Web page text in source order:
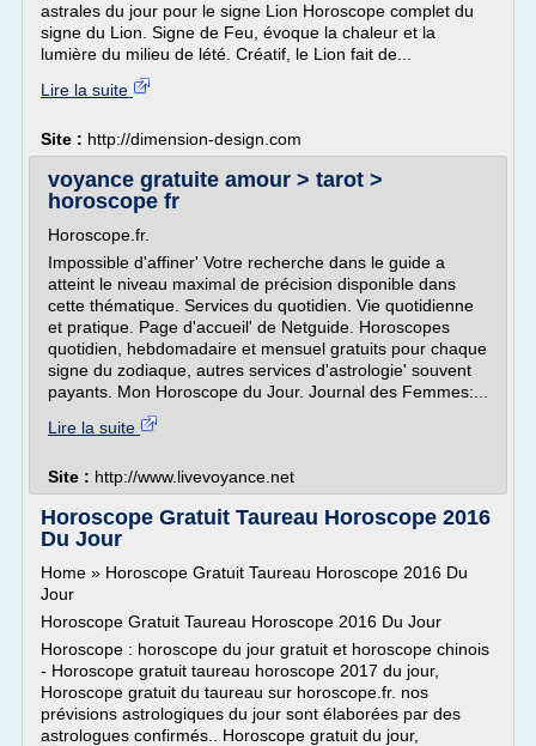
astrales du jour pour le signe Lion Horoscope complet du
signe du Lion. Signe de Feu, évoque la chaleur et la
lumière du milieu de lété. Créatif, le Lion fait de...
Lire la suite
Site : http://dimension-design.com
voyance gratuite amour > tarot >
horoscope fr
Horoscope.fr.
Impossible d'affiner' Votre recherche dans le guide a
atteint le niveau maximal de précision disponible dans
cette thématique. Services du quotidien. Vie quotidienne
et pratique. Page d'accueil' de Netguide. Horoscopes
quotidien, hebdomadaire et mensuel gratuits pour chaque
signe du zodiaque, autres services d'astrologie' souvent
payants. Mon Horoscope du Jour. Journal des Femmes:...
Lire la suite
Site : http://www.livevoyance.net
Horoscope Gratuit Taureau Horoscope 2016
Du Jour
Home » Horoscope Gratuit Taureau Horoscope 2016 Du
Jour
Horoscope Gratuit Taureau Horoscope 2016 Du Jour
Horoscope : horoscope du jour gratuit et horoscope chinois
- Horoscope gratuit taureau horoscope 2017 du jour,
Horoscope gratuit du taureau sur horoscope.fr. nos
prévisions astrologiques du jour sont élaborées par des
astrologues confirmés.. Horoscope gratuit du jour,